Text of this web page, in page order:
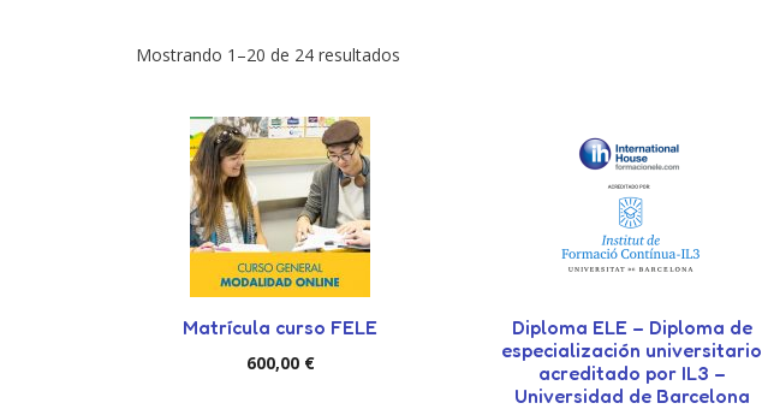
Mostrando 1–20 de 24 resultados
Matrícula curso FELE
600,00 €
Diploma ELE – Diploma de
especialización universitario
acreditado por IL3 –
Universidad de Barcelona